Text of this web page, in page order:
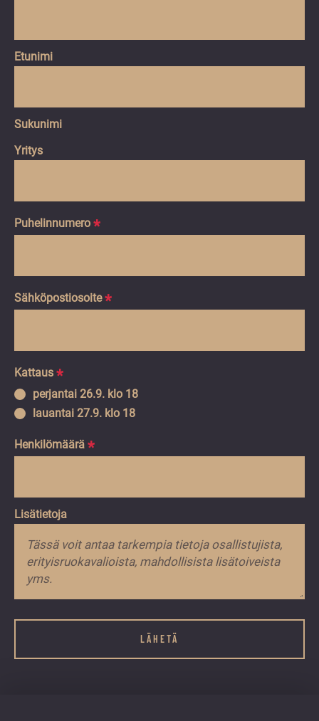
Etunimi
Sukunimi
Yritys
Puhelinnumero *
Sähköpostiosoite *
Kattaus *
perjantai 26.9. klo 18
lauantai 27.9. klo 18
Henkilömäärä *
Lisätietoja